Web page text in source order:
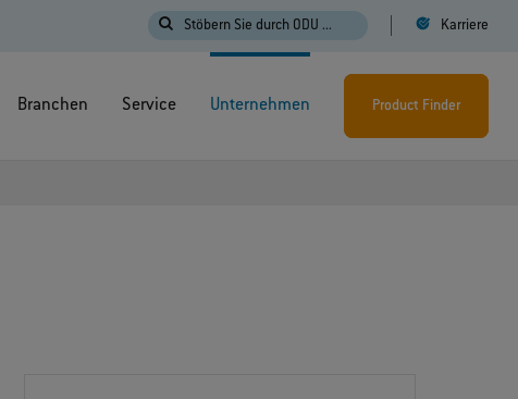
Stöbern Sie durch ODU ... Karriere
Branchen Service Unternehmen Product Finder